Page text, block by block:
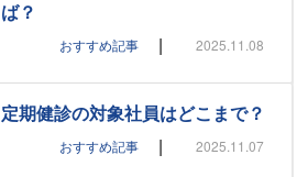
ば？
おすすめ記事 | 2025.11.08
定期健診の対象社員はどこまで？
おすすめ記事 | 2025.11.07